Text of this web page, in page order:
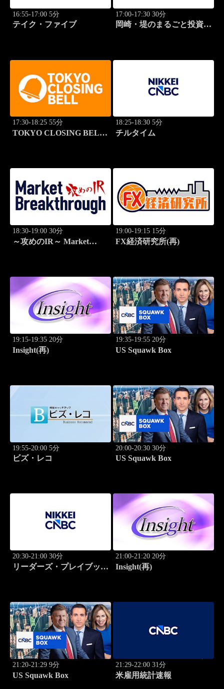
16:55-17:00 5分
テイク・ファイブ
17:00-17:30 30分
岡崎・堤のまるごと投資道
17:30-18:25 55分
TOKYO CLOSING BELL
18:25-18:30 5分
チルタイム
18:30-19:00 30分
～攻めのIR～ Market
19:00-19:15 15分
FX経済研究所(再)
19:15-19:35 20分
Insight(再)
19:35-19:55 20分
US Squawk Box
19:55-20:00 5分
ビズ・レコ
20:00-20:30 30分
US Squawk Box
20:30-21:00 30分
リーダーズ・プレイブック
21:00-21:20 20分
Insight(再)
21:20-21:29 9分
US Squawk Box
21:29-22:00 31分
米雇用統計速報